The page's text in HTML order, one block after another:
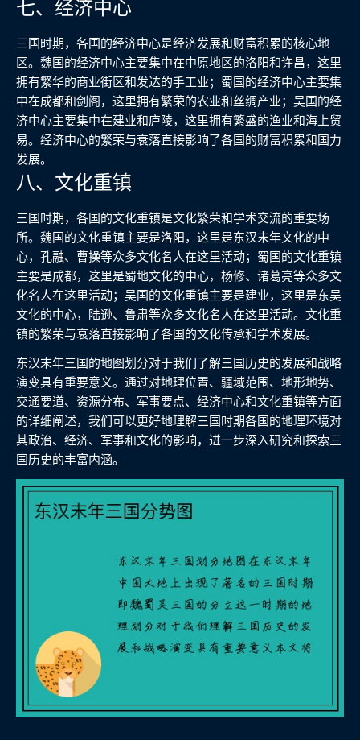
七、经济中心
三国时期，各国的经济中心是经济发展和财富积累的核心地
区。魏国的经济中心主要集中在中原地区的洛阳和许昌，这里
拥有繁华的商业街区和发达的手工业；蜀国的经济中心主要集
中在成都和剑阁，这里拥有繁荣的农业和丝绸产业；吴国的经
济中心主要集中在建业和庐陵，这里拥有繁盛的渔业和海上贸
易。经济中心的繁荣与衰落直接影响了各国的财富积累和国力
发展。
八、文化重镇
三国时期，各国的文化重镇是文化繁荣和学术交流的重要场
所。魏国的文化重镇主要是洛阳，这里是东汉末年文化的中
心，孔融、曹操等众多文化名人在这里活动；蜀国的文化重镇
主要是成都，这里是蜀地文化的中心，杨修、诸葛亮等众多文
化名人在这里活动；吴国的文化重镇主要是建业，这里是东吴
文化的中心，陆逊、鲁肃等众多文化名人在这里活动。文化重
镇的繁荣与衰落直接影响了各国的文化传承和学术发展。
东汉末年三国的地图划分对于我们了解三国历史的发展和战略
演变具有重要意义。通过对地理位置、疆域范围、地形地势、
交通要道、资源分布、军事要点、经济中心和文化重镇等方面
的详细阐述，我们可以更好地理解三国时期各国的地理环境对
其政治、经济、军事和文化的影响，进一步深入研究和探索三
国历史的丰富内涵。